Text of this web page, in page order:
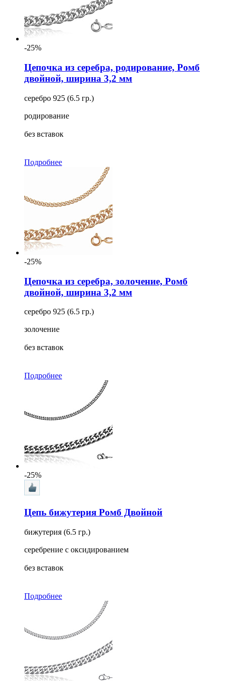
-25%
Цепочка из серебра, родирование, Ромб
двойной, ширина 3,2 мм
серебро 925 (6.5 гр.)
родирование
без вставок
Подробнее
-25%
Цепочка из серебра, золочение, Ромб
двойной, ширина 3,2 мм
серебро 925 (6.5 гр.)
золочение
без вставок
Подробнее
-25%
Цепь бижутерия Ромб Двойной
бижутерия (6.5 гр.)
серебрение с оксидированием
без вставок
Подробнее